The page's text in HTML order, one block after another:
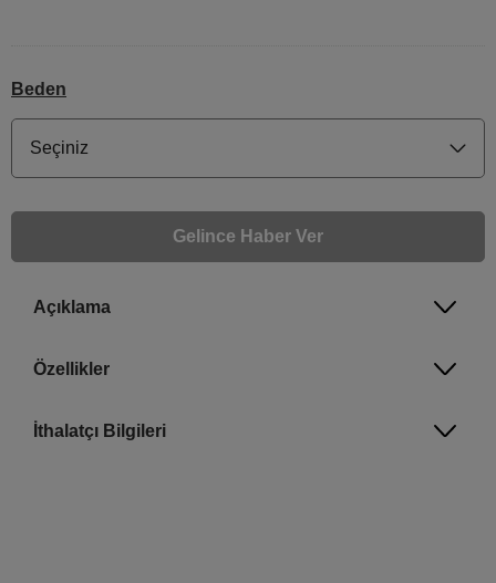
Beden
Seçiniz
Gelince Haber Ver
Gelince Haber Ver
Açıklama
Özellikler
İthalatçı Bilgileri